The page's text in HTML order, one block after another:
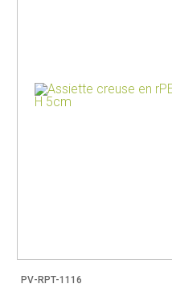
PV-RPT-1116